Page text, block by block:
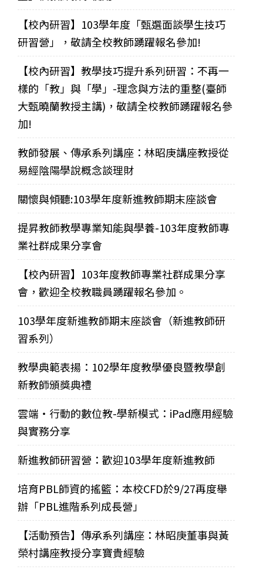
【校內研習】103學年度「甄選面談學生技巧
研習營」，敬請全校教師踴躍報名參加!
【校內研習】教學技巧提升系列研習：不再一
樣的「教」與「學」-理念與方法的重整(臺師
大甄曉蘭教授主講)，敬請全校教師踴躍報名參
加!
教師發展、傳承系列講座：林昭庚講座教授從
易經陰陽學說概念談理財
關懷與傾聽:103學年度新進教師期末座談會
提昇教師教學專業知能與學養-103年度教師專
業社群成果分享會
【校內研習】103年度教師專業社群成果分享
會，歡迎全校教職員踴躍報名參加。
103學年度新進教師期末座談會（新進教師研
習系列）
教學典範表揚：102學年度教學優良暨教學創
新教師頒獎典禮
雲端‧行動的數位教-學新模式：iPad應用經驗
與實務分享
新進教師研習營：歡迎103學年度新進教師
培育PBL師資的搖籃：本校CFD於9/27再度舉
辦「PBL進階系列成長營」
【活動預告】傳承系列講座：林昭庚董事與黃
榮村講座教授分享寶貴經驗